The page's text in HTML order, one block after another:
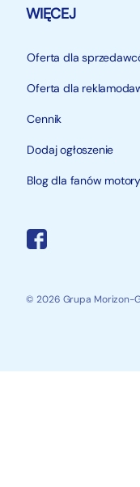
WIĘCEJ
Oferta dla
Oferta dla
Cennik
Dodaj ogłoszenie
Blog dla fanów
© 2026 Grupa Morizon-